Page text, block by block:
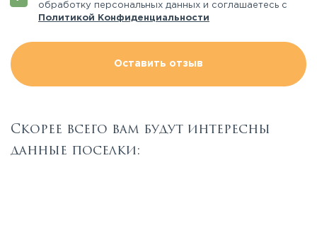
обработку персональных данных и соглашаетесь с
Политикой Конфиденциальности
Оставить отзыв
Скорее всего вам будут интересны
данные поселки: